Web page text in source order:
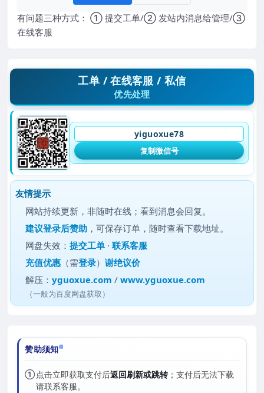
有问题三种方式： ① 提交工单/② 发站内消息给管理/③
在线客服
工单 / 在线客服 / 私信
优先处理
yiguoxue78
复制微信号
友情提示
网站持续更新，非随时在线；看到消息会回复。
建议登录后赞助 ，可保存订单，随时查看下载地址。
网盘失效：提交工单 ·联系客服
充值优惠 （需登录）谢绝议价
解压：yguoxue.com /www.yguoxue.com
（一般为百度网盘获取）
赞助须知
①点击立即获取支付后返回刷新或跳转；支付后无法下载
请联系客服。